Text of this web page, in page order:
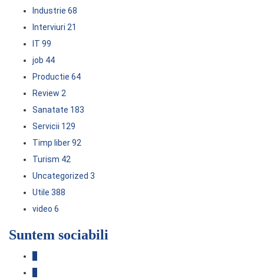
Industrie 68
Interviuri 21
IT 99
job 44
Productie 64
Review 2
Sanatate 183
Servicii 129
Timp liber92
Turism 42
Uncategorized 3
Utile 388
video 6
Suntem sociabili